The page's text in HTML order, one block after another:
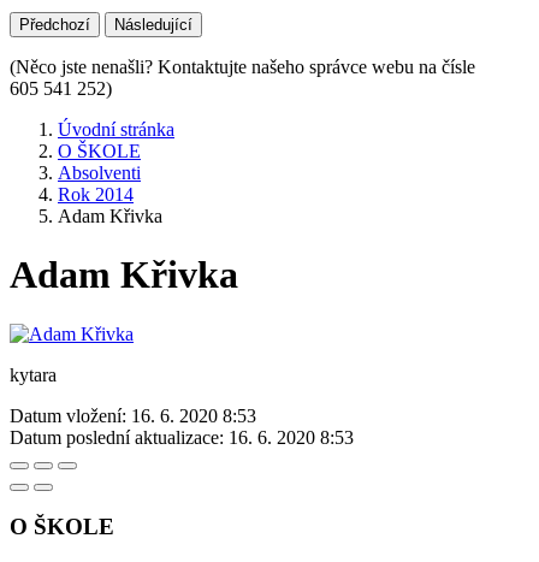
Předchozí Následující
(Něco jste nenašli? Kontaktujte našeho správce webu na čísle
605 541 252)
Úvodní stránka
O ŠKOLE
Absolventi
Rok 2014
Adam Křivka
Adam Křivka
kytara
Datum vložení: 16. 6. 2020 8:53
Datum poslední aktualizace: 16. 6. 2020 8:53
O ŠKOLE